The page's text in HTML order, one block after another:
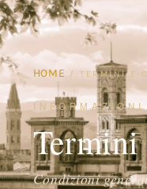
HOME / TERMINI E
Condizioni